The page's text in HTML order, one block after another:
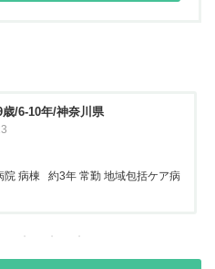
/6-10年/神奈川県
院 病棟 約3年 常勤 地域包括ケア病